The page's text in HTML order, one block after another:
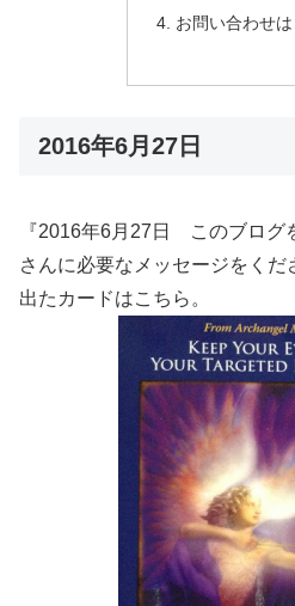
お問い合わせ
2016年6月27日
『2016年6月27日 このブログ
さんに必要なメッセージをくだ
出たカードはこちら。